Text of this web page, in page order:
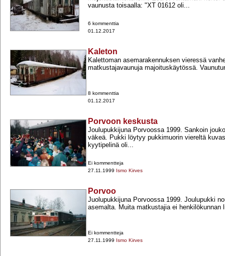
vaunusta toisaalla: "XT 01612 oli...
6 kommenttia
01.12.2017
Kaleton
Kalettoman asemarakennuksen vieressä
matkustajavaunuja majoituskäytössä.
8 kommenttia
01.12.2017
Porvoon keskusta
Joulupukkijuna Porvoossa 1999. Sankoin
väkeä. Pukki löytyy pukkimuorin viereltä
kyytipelinä oli...
Ei kommentteja
27.11.1999 Ismo Kirves
Porvoo
Juolupukkijuna Porvoossa 1999. Joulupukki
asemalta. Muita matkustajia ei henkilökunnan
Ei kommentteja
27.11.1999 Ismo Kirves